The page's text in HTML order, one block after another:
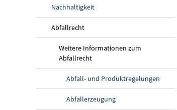
Nachhaltigkeit
Abfallrecht
Weitere Informationen zum
Abfallrecht
Abfall- und Produktregelungen
Abfallerzeugung